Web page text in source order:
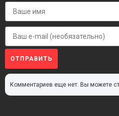
ОТПРАВИТЬ
Комментариев еще нет. Вы можете